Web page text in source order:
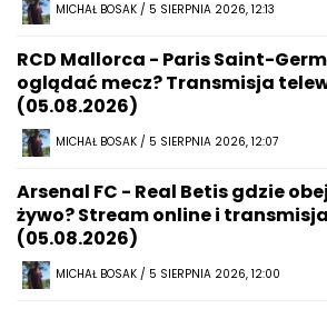
MICHAŁ BOSAK / 5 SIERPNIA 2026, 12:13
RCD Mallorca - Paris Saint-
oglądać mecz? Transmisja
(05.08.2026)
MICHAŁ BOSAK / 5 SIERPNIA 2026, 12:07
Arsenal FC - Real Betis gdzie
żywo? Stream online i
(05.08.2026)
MICHAŁ BOSAK / 5 SIERPNIA 2026, 12:00